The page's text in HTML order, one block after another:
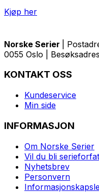
Kjøp her
Norske Serier
|
0055 Oslo |
KONTAKT OSS
Kundeservice
Min side
INFORMASJON
Om Norske Serier
Vil du bli
Nyhetsbrev
Personvern